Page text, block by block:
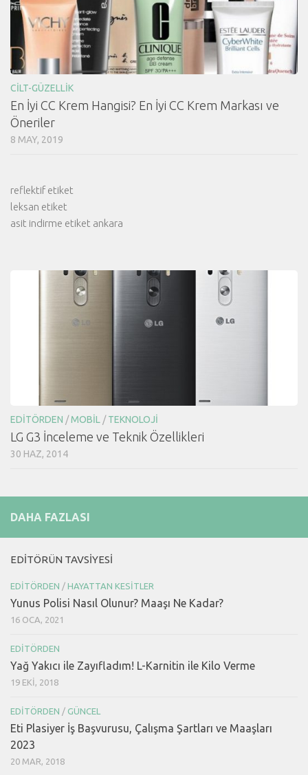
CILT-GÜZELLIK
En İyi CC Krem Hangisi? En İyi CC Krem Markası ve
Öneriler
8 MAY, 2019
reflektif etiket
leksan etiket
asit indirme etiket ankara
EDITÖRDEN /MOBIL /TEKNOLOJI
LG G3 İnceleme ve Teknik Özellikleri
30 HAZ, 2014
DAHA FAZLASI
EDITÖRÜN TAVSIYESI
EDITÖRDEN / HAYATTAN KESITLER
Yunus Polisi Nasıl Olunur? Maaşı Ne Kadar?
16 OCA, 2021
EDITÖRDEN
Yağ Yakıcı ile Zayıfladım! L-Karnitin ile Kilo Verme
19 EKI, 2018
EDITÖRDEN / GÜNCEL
Eti Plasiyer İş Başvurusu, Çalışma Şartları ve Maaşları
2023
20 MAR, 2018